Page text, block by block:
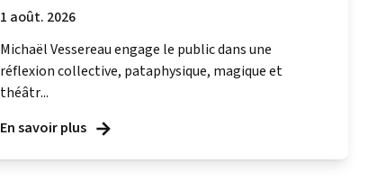
1 août. 2026
Michaël Vessereau engage le public dans une
réflexion collective, pataphysique, magique et
théâtr...
En savoir plus